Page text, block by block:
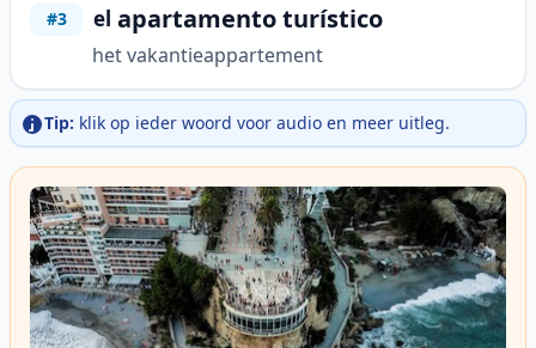
#3 el apartamento turístico
het vakantieappartement
Tip: klik op ieder woord voor audio en meer uitleg.